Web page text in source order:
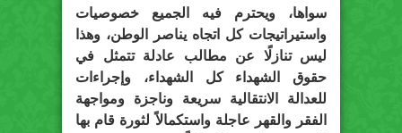
سواها، ويحترم فيه الجميع خصوصيات
واستيراتيجات كل اتجاه يناصر الوطن، وهذا
ليس تنازلًا عن مطالب عادلة تتمثل في
حقوق الشهداء كل الشهداء، وإجراءات
للعدالة الانتقالية سريعة وناجزة ومواجهة
الفقر والقهر عاجلة واستكمالاً لثورة قام بها